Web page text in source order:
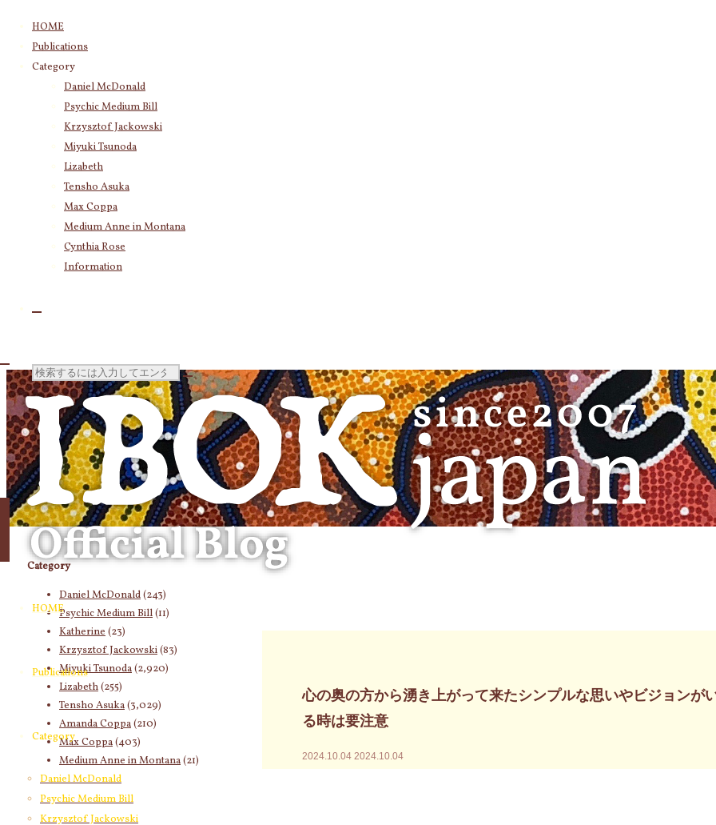
HOME
Publications
Category
Daniel McDonald
Psychic Medium Bill
Krzysztof Jackowski
Miyuki Tsunoda
Lizabeth
Tensho Asuka
Max Coppa
Medium Anne in Montana
Cynthia Rose
Information
検
索
対
象:
HOME
Publications
Category
Daniel McDonald
Psychic Medium Bill
Krzysztof Jackowski
心の奥の方から湧き上がって来たシンプルな思いやビジョンが
る時は要注意
2024.10.04 2024.10.04
Category
Daniel McDonald(243)
Psychic Medium Bill(11)
Katherine(23)
Krzysztof Jackowski(83)
Miyuki Tsunoda(2,920)
Lizabeth(255)
Tensho Asuka(3,029)
Amanda Coppa(210)
Max Coppa(403)
Medium Anne in Montana(21)
Cynthia Rose(4)